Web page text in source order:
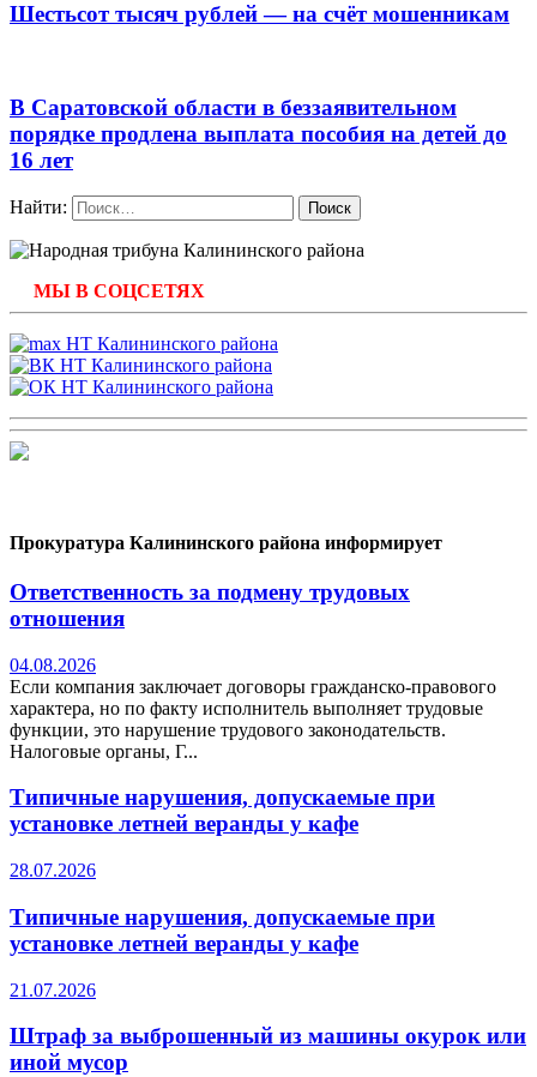
Шестьсот тысяч рублей — на счёт мошенникам
В Саратовской области в беззаявительном
порядке продлена выплата пособия на детей до
16 лет
Найти:
МЫ В СОЦСЕТЯХ
Прокуратура Калининского района информирует
Ответственность за подмену трудовых
отношения
04.08.2026
Если компания заключает договоры гражданско-правового
характера, но по факту исполнитель выполняет трудовые
функции, это нарушение трудового законодательств.
Налоговые органы, Г...
Типичные нарушения, допускаемые при
установке летней веранды у кафе
28.07.2026
Типичные нарушения, допускаемые при
установке летней веранды у кафе
21.07.2026
Штраф за выброшенный из машины окурок или
иной мусор